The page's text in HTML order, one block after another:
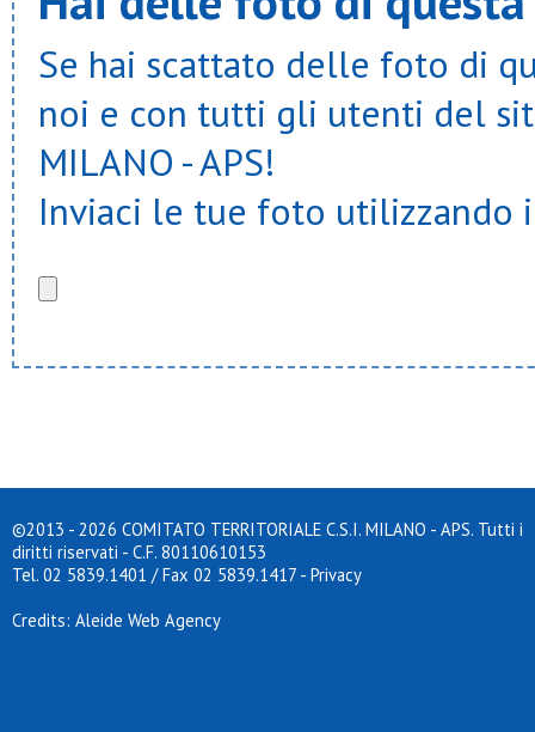
Se hai scattato delle foto di
noi e con tutti gli utenti del sito
MILANO - APS!
Inviaci le tue foto utilizzando
©2013 - 2026 COMITATO TERRITORIALE C.S.I. MILANO - APS. Tutti i
diritti riservati - C.F. 80110610153
Tel. 02 5839.1401 / Fax 02 5839.1417 - Privacy
Credits: Aleide Web Agency